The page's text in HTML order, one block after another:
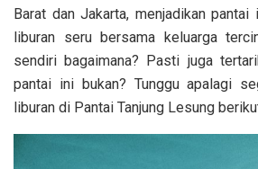
Barat dan Jakarta, menjadikan
liburan seru bersama keluarga
sendiri bagaimana? Pasti juga
pantai ini bukan? Tunggu apalagi
liburan di Pantai Tanjung Lesung